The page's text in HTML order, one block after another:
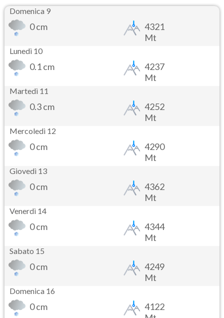
Domenica 9
0 cm
4321
Mt
Lunedì 10
0.1 cm
4237
Mt
Martedì 11
0.3 cm
4252
Mt
Mercoledì 12
0 cm
4290
Mt
Giovedì 13
0 cm
4362
Mt
Venerdì 14
0 cm
4344
Mt
Sabato 15
0 cm
4249
Mt
Domenica 16
0 cm
4122